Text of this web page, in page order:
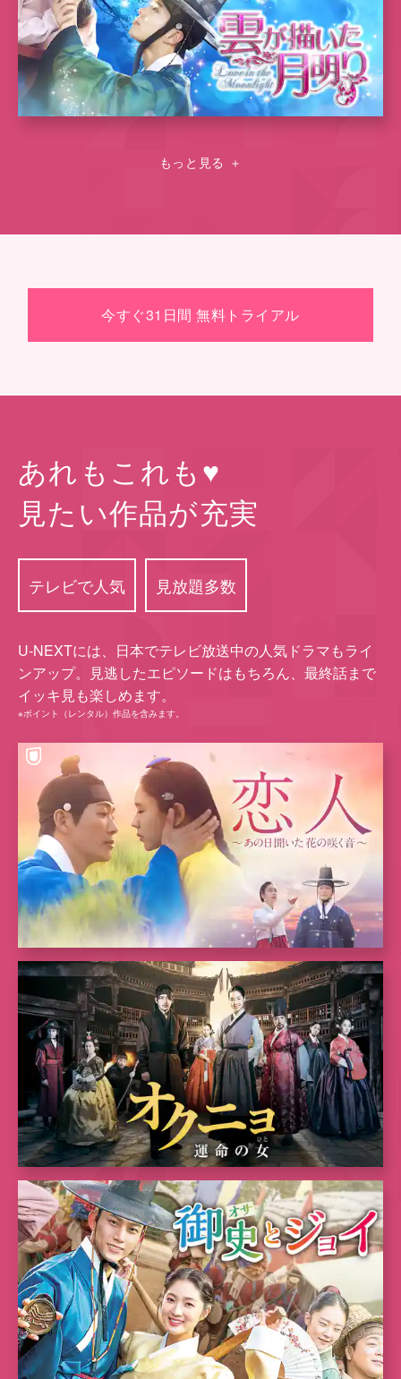
もっと見る ＋
今すぐ31日間 無料トライアル
あれもこれも♥
⾒たい作品が充実
テレビで人気 見放題多数
U-NEXTには、⽇本でテレビ放送中の⼈気ドラマもライ
ンアップ。⾒逃したエピソードはもちろん、最終話まで
イッキ⾒も楽しめます。
※ポイント（レンタル）作品を含みます。